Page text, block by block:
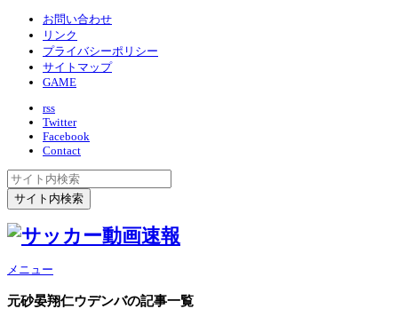
お問い合わせ
リンク
プライバシーポリシー
サイトマップ
GAME
rss
Twitter
Facebook
Contact
メニュー
元砂晏翔仁ウデンバの記事一覧